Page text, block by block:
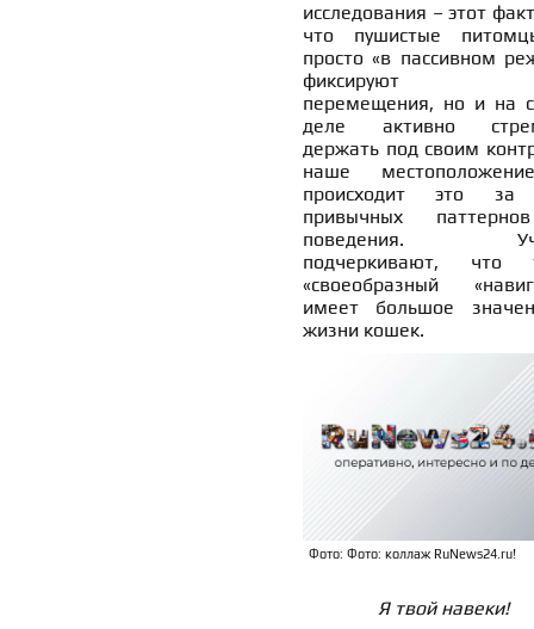
исследования – этот
что пушистые
просто «в пассивном
фиксируют
перемещения, но и на
деле активно
держать под своим
наше
происходит это за
привычных
поведения.
подчеркивают, что
«своеобразный
имеет большое
жизни кошек.
Фото: Фото: коллаж RuNews24.ru!
Я твой навеки!